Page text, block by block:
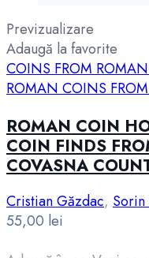
Previzualizare
Adaugă la favorite
COINS FROM
ROMAN COINS
ROMAN COIN
COIN FINDS
COVASNA
Cristian Găzdac,
55,00 lei